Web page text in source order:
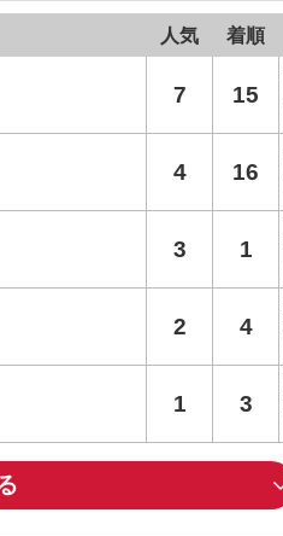
人気 着順
7 15
4 16
3 1
2 4
1 3